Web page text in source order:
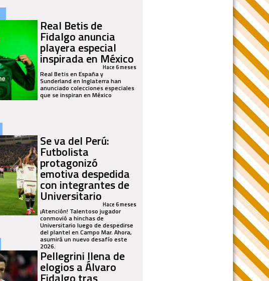
Real Betis de
Fidalgo anuncia
playera especial
inspirada en México
Hace 6 meses
Real Betis en España y
Sunderland en Inglaterra han
anunciado colecciones especiales
que se inspiran en México
Se va del Perú:
Futbolista
protagonizó
emotiva despedida
con integrantes de
UniversitarioHace 6 meses
¡Atención! Talentoso jugador
conmovió a hinchas de
Universitario luego de despedirse
del plantel en Campo Mar. Ahora,
asumirá un nuevo desafío este
2026.
Pellegrini llena de
elogios a Álvaro